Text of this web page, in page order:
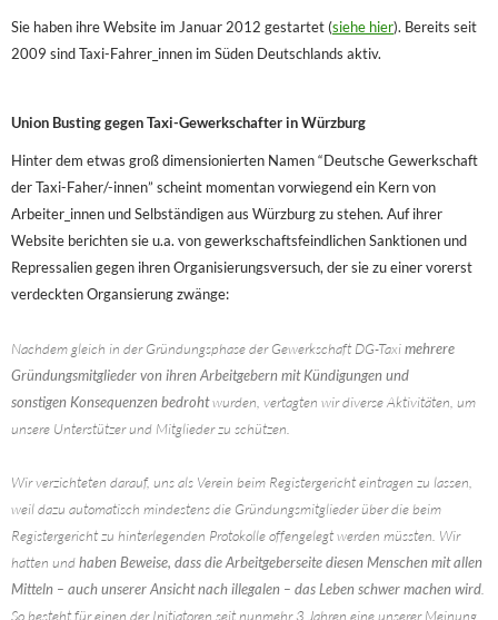
Sie haben ihre Website im Januar 2012 gestartet (siehe hier). Bereits seit
2009 sind Taxi-Fahrer_innen im Süden Deutschlands aktiv.
Union Busting gegen Taxi-Gewerkschafter in Würzburg
Hinter dem etwas groß dimensionierten Namen “Deutsche Gewerkschaft
der Taxi-Faher/-innen” scheint momentan vorwiegend ein Kern von
Arbeiter_innen und Selbständigen aus Würzburg zu stehen. Auf ihrer
Website berichten sie u.a. von gewerkschaftsfeindlichen Sanktionen und
Repressalien gegen ihren Organisierungsversuch, der sie zu einer vorerst
verdeckten Organsierung zwänge:
Nachdem gleich in der Gründungsphase der Gewerkschaft DG-Taximehrere
Gründungsmitglieder von ihren Arbeitgebern mit Kündigungen und
sonstigen Konsequenzen bedrohtwurden, vertagten wir diverse Aktivitäten, um
unsere Unterstützer und Mitglieder zu schützen.
Wir verzichteten darauf, uns als Verein beim Registergericht eintragen zu lassen,
weil dazu automatisch mindestens die Gründungsmitglieder über die beim
Registergericht zu hinterlegenden Protokolle offengelegt werden müssten. Wir
hatten undhaben Beweise, dass die Arbeitgeberseite diesen Menschen mit allen
Mitteln – auch unserer Ansicht nach illegalen – das Leben schwer machen wird.
So besteht für einen der Initiatoren seit nunmehr 3 Jahren eine unserer Meinung